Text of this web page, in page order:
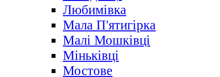
Любимівка
Мала П'ятигірка
Малі Мошківці
Міньківці
Мостове